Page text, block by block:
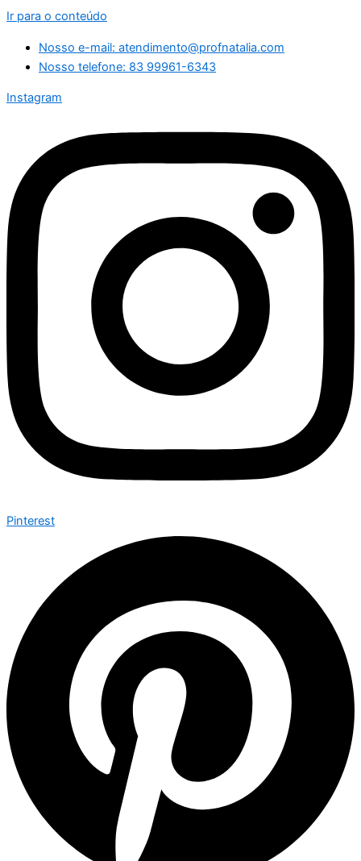
Ir para o conteúdo
Nosso e-mail: atendimento@profnatalia.com
Nosso telefone: 83 99961-6343
Instagram
Pinterest